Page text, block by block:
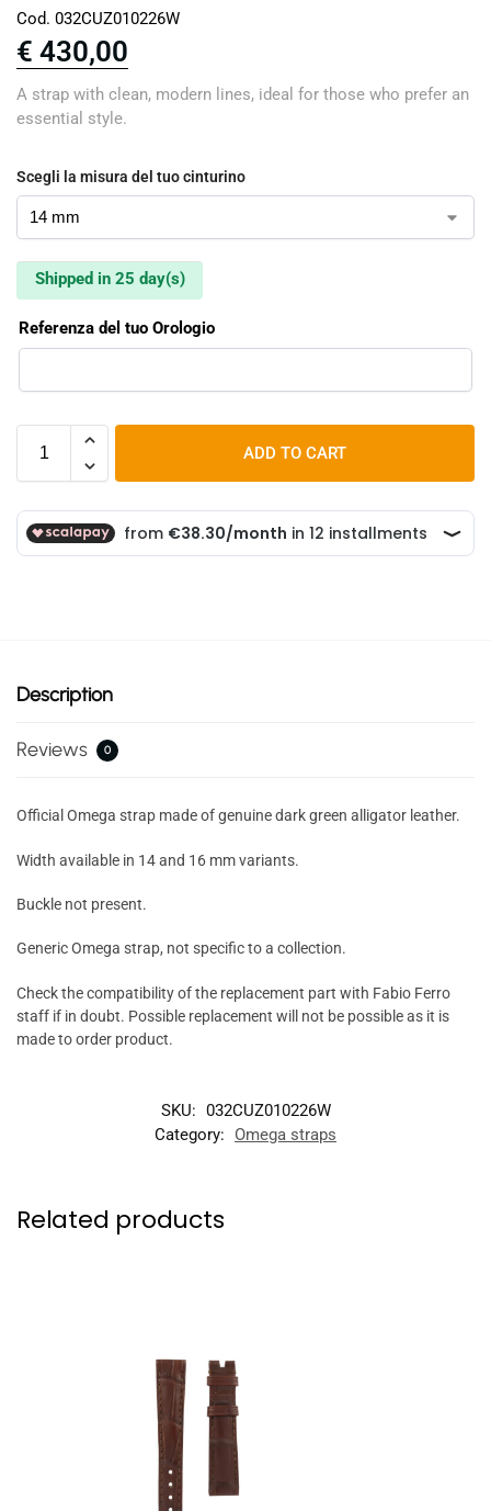
Cod. 032CUZ010226W
€ 430,00
A strap with clean, modern lines, ideal for those who prefer an
essential style.
Scegli la misura del tuo cinturino
Shipped in 25 day(s)
Referenza del tuo Orologio
ADD TO CART
Description
Reviews 0
Official Omega strap made of genuine dark green alligator leather.
Width available in 14 and 16 mm variants.
Buckle not present.
Generic Omega strap, not specific to a collection.
Check the compatibility of the replacement part with Fabio Ferro
staff if in doubt. Possible replacement will not be possible as it is
made to order product.
SKU: 032CUZ010226W
Category:
Omega straps
Related products